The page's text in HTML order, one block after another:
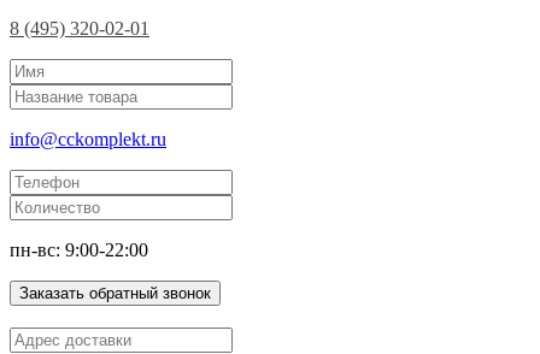
8 (495) 320-02-01
info@cckomplekt.ru
пн-вс: 9:00-22:00
Заказать обратный звонок